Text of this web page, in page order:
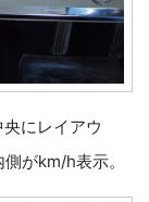
にレイアウ
がkm/h表示。